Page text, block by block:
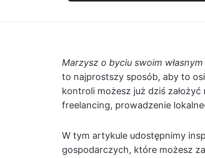
Marzysz o byciu swoim
to najprostszy sposób, aby to
kontroli możesz już dziś
freelancing, prowadzenie
W tym artykule udostępnimy
gospodarczych, które możesz